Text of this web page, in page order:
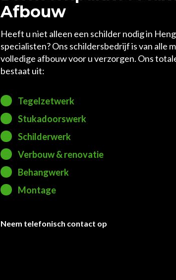
Afbouw
Heeft u niet alleen een schilder nodig in
specialisten? Ons schildersbedrijf is van alle
volledige afbouw voor u verzorgen. Ons
bestaat uit:
Tegelzetwerk
Stukadoorswerk
Schilderwerk
Verbouw & renovatie
Behangwerk
Montage
Neem telefonisch contact op